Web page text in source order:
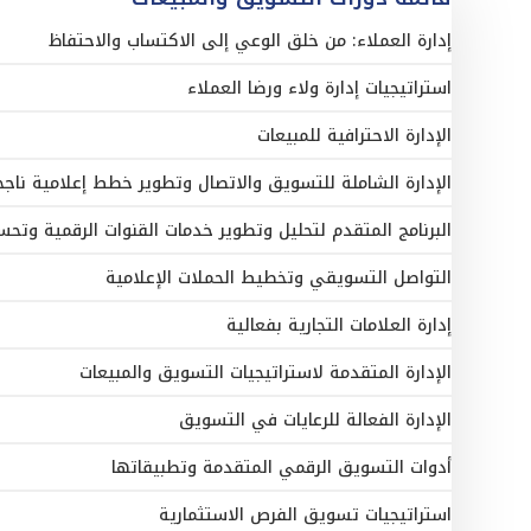
إدارة العملاء: من خلق الوعي إلى الاكتساب والاحتفاظ
استراتيجيات إدارة ولاء ورضا العملاء
الإدارة الاحترافية للمبيعات
الإدارة الشاملة للتسويق والاتصال وتطوير خطط إعلامية
البرنامج المتقدم لتحليل وتطوير خدمات القنوات الرقمية
التواصل التسويقي وتخطيط الحملات الإعلامية
إدارة العلامات التجارية بفعالية
الإدارة المتقدمة لاستراتيجيات التسويق والمبيعات
الإدارة الفعالة للرعايات في التسويق
أدوات التسويق الرقمي المتقدمة وتطبيقاتها
استراتيجيات تسويق الفرص الاستثمارية